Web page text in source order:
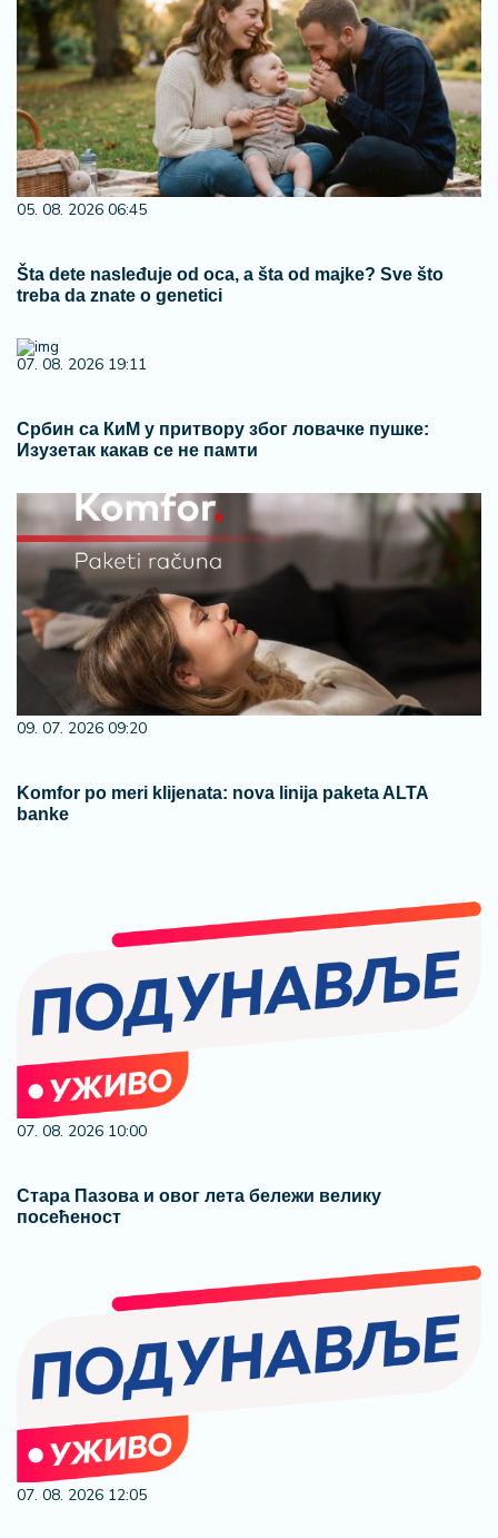
05. 08. 2026 06:45
Šta dete nasleđuje od oca, a šta od majke? Sve što
treba da znate o genetici
07. 08. 2026 19:11
Србин са КиМ у притвору због ловачке пушке:
Изузетак какав се не памти
09. 07. 2026 09:20
Komfor po meri klijenata: nova linija paketa ALTA
banke
07. 08. 2026 10:00
Стара Пазова и овог лета бележи велику
посећеност
07. 08. 2026 12:05